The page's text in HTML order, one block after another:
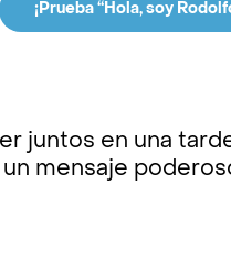
¡Prueba “Hola, soy
juntos en una
mensaje